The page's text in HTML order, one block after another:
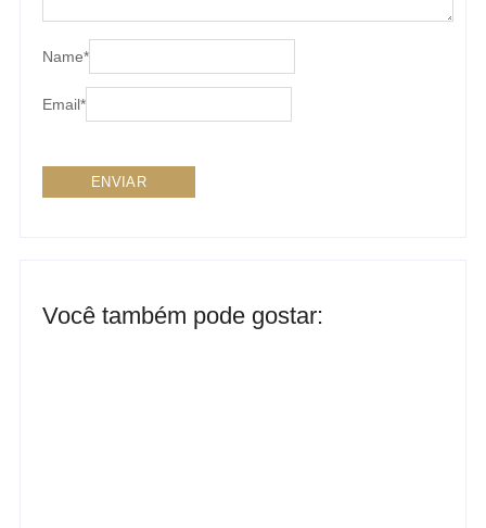
Name*
Email*
Você também pode gostar: